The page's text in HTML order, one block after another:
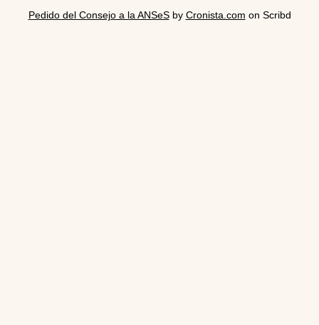
Pedido del Consejo a la ANSeSby Cronista.com on Scribd